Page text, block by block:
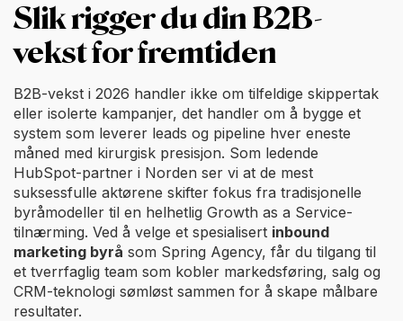
Slik rigger du din B2B-
vekst for fremtiden
B2B-vekst i 2026 handler ikke om tilfeldige skippertak
eller isolerte kampanjer, det handler om å bygge et
system som leverer leads og pipeline hver eneste
måned med kirurgisk presisjon. Som ledende
HubSpot-partner i Norden ser vi at de mest
suksessfulle aktørene skifter fokus fra tradisjonelle
byråmodeller til en helhetlig Growth as a Service-
tilnærming. Ved å velge et spesialisert inbound
marketing byrå som Spring Agency, får du tilgang til
et tverrfaglig team som kobler markedsføring, salg og
CRM-teknologi sømløst sammen for å skape målbare
resultater.